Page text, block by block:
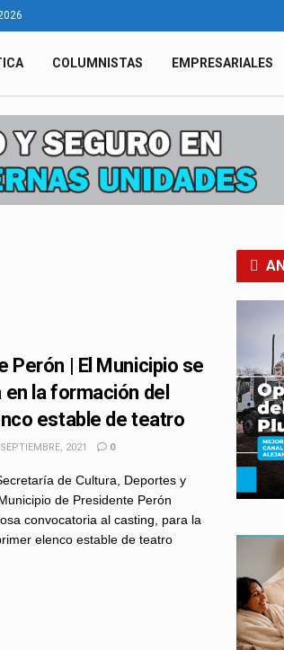
COLUMNISTAS EMPRESARIALES
Perón | El Municipio se
la formación del
estable de teatro
2021 0
de Cultura, Deportes y
de Presidente Perón
convocatoria al casting, para la
elenco estable de teatro